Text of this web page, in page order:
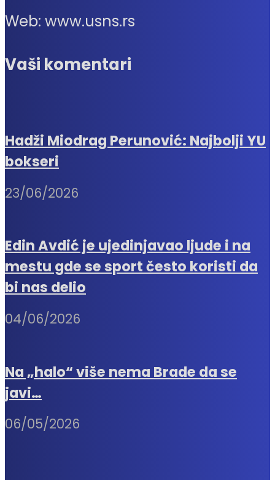
Web: www.usns.rs
Vaši komentari
Hadži Miodrag Perunović: Najbolji YU
bokseri
23/06/2026
Edin Avdić je ujedinjavao ljude i na
mestu gde se sport često koristi da
bi nas delio
04/06/2026
Na „halo“ više nema Brade da se
javi…
06/05/2026